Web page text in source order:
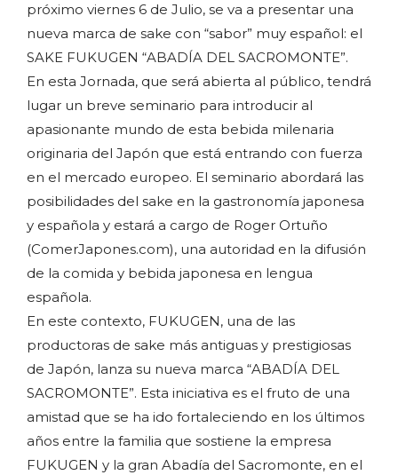
próximo viernes 6 de Julio, se va a presentar una
nueva marca de sake con “sabor” muy español: el
SAKE FUKUGEN “ABADÍA DEL SACROMONTE”.
En esta Jornada, que será abierta al público, tendrá
lugar un breve seminario para introducir al
apasionante mundo de esta bebida milenaria
originaria del Japón que está entrando con fuerza
en el mercado europeo. El seminario abordará las
posibilidades del sake en la gastronomía japonesa
y española y estará a cargo de Roger Ortuño
(ComerJapones.com), una autoridad en la difusión
de la comida y bebida japonesa en lengua
española.
En este contexto, FUKUGEN, una de las
productoras de sake más antiguas y prestigiosas
de Japón, lanza su nueva marca “ABADÍA DEL
SACROMONTE”. Esta iniciativa es el fruto de una
amistad que se ha ido fortaleciendo en los últimos
años entre la familia que sostiene la empresa
FUKUGEN y la gran Abadía del Sacromonte, en el